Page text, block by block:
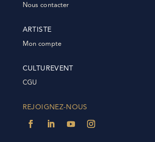
Nous contacter
ARTISTE
Mon compte
CULTUREVENT
CGU
REJOIGNEZ-NOUS